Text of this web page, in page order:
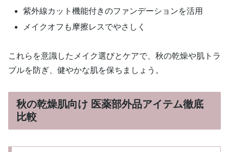
紫外線カット機能付きのファンデーションを活用
メイクオフも摩擦レスでやさしく
これらを意識したメイク選びとケアで、秋の乾燥や肌トラ
ブルを防ぎ、健やかな肌を保ちましょう。
秋の乾燥肌向け 医薬部外品アイテム徹底
比較